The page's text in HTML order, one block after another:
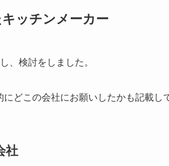
ッチンメーカー
、検討をしました。
どこの会社にお願いしたかも記載し
社